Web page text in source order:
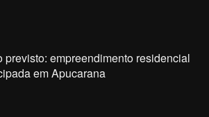
previsto: empreendimento residencial
em Apucarana